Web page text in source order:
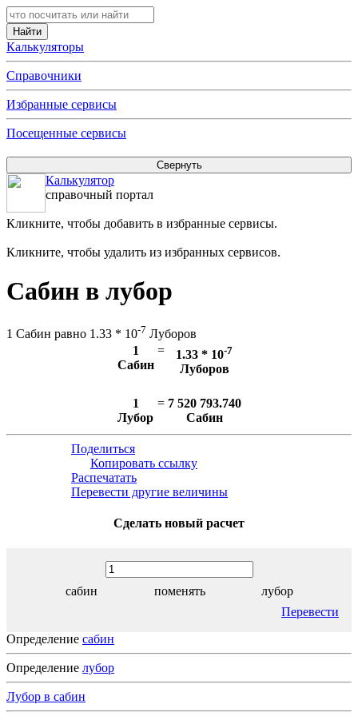
Калькуляторы
Справочники
Избранные сервисы
Посещенные сервисы
Калькулятор
справочный портал
Кликните, чтобы добавить в избранные сервисы.
Кликните, чтобы удалить из избранных сервисов.
Сабин в лубор
1 Сабин равно 1.33 * 10-7 Луборов
1
Сабин
= 1.33 * 10-7
Луборов
1
Лубор
= 7 520 793.740
Сабин
Поделиться
Копировать ссылку
Распечатать
Перевести другие величины
Сделать новый расчет
сабин поменять
лубор
Перевести
Определение сабин
Определение лубор
Лубор в сабин